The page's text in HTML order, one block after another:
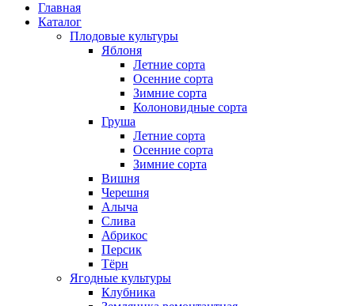
Главная
Каталог
Плодовые культуры
Яблоня
Летние сорта
Осенние сорта
Зимние сорта
Колоновидные сорта
Груша
Летние сорта
Осенние сорта
Зимние сорта
Вишня
Черешня
Алыча
Слива
Абрикос
Персик
Тёрн
Ягодные культуры
Клубника